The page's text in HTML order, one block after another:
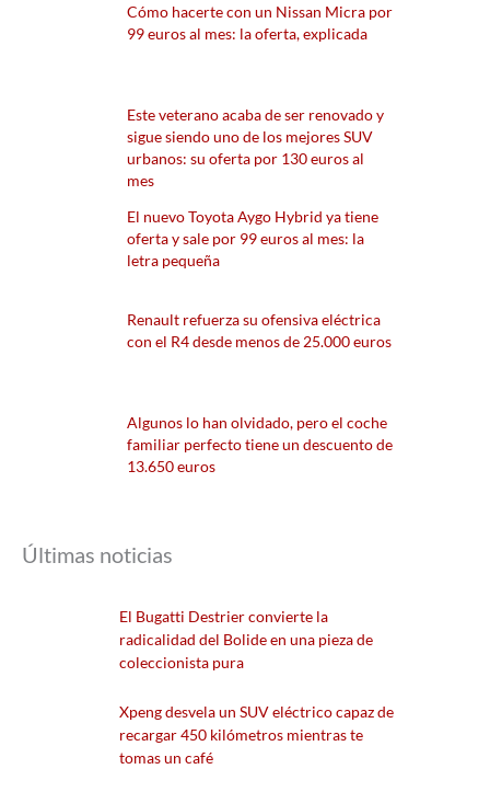
Cómo hacerte con un Nissan Micra por
99 euros al mes: la oferta, explicada
Este veterano acaba de ser renovado y
sigue siendo uno de los mejores SUV
urbanos: su oferta por 130 euros al
mes
El nuevo Toyota Aygo Hybrid ya tiene
oferta y sale por 99 euros al mes: la
letra pequeña
Renault refuerza su ofensiva eléctrica
con el R4 desde menos de 25.000 euros
Algunos lo han olvidado, pero el coche
familiar perfecto tiene un descuento de
13.650 euros
Últimas noticias
El Bugatti Destrier convierte la
radicalidad del Bolide en una pieza de
coleccionista pura
Xpeng desvela un SUV eléctrico capaz de
recargar 450 kilómetros mientras te
tomas un café